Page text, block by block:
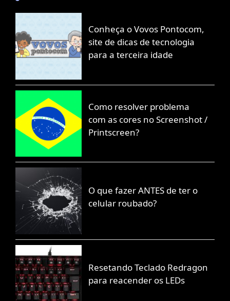
Conheça o Vovos Pontocom,
site de dicas de tecnologia
para a terceira idade
Como resolver problema
com as cores no Screenshot /
Printscreen?
O que fazer ANTES de ter o
celular roubado?
Resetando Teclado Redragon
para reacender os LEDs